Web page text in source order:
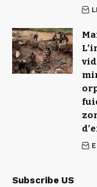
Subscribe US